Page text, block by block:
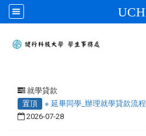
UCH
就學貸款
置頂
※ 延畢同學_辦理就學貸款流程
2026-07-28